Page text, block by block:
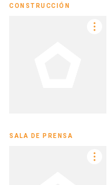
CONSTRUCCIÓN
SALA DE PRENSA